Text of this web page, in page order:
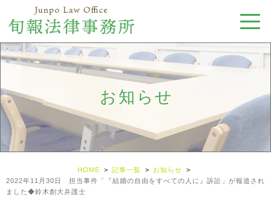
お知らせ
HOME 記事一覧
お知らせ
2022年11月30日 担当事件「『結婚の自由をすべての人に』訴訟」が報道され
ました◆鈴木創大弁護士